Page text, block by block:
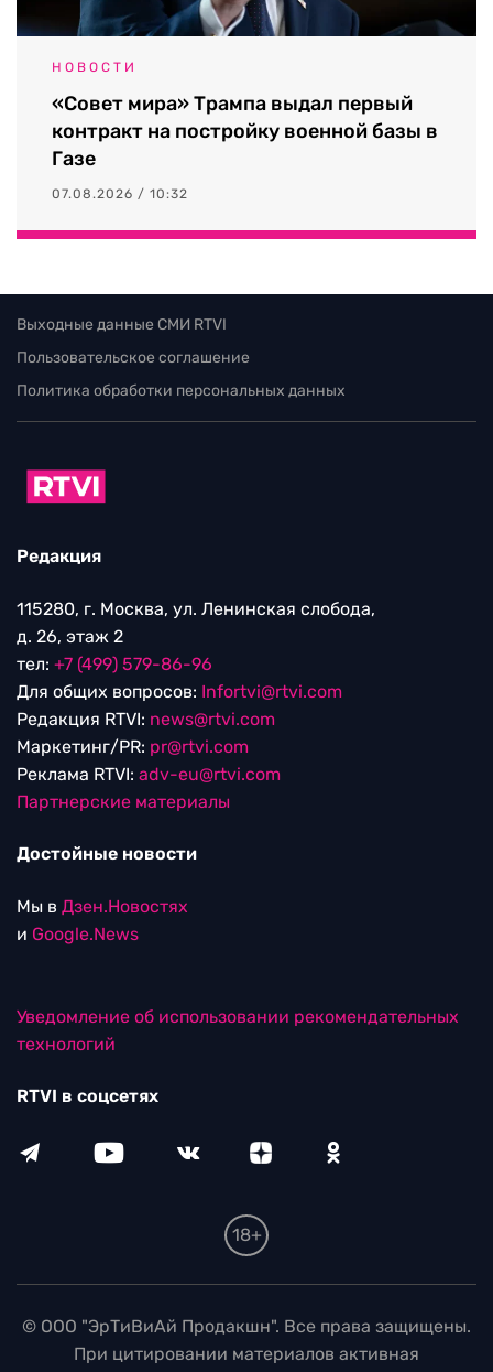
НОВОСТИ
«Совет мира» Трампа выдал первый
контракт на постройку военной базы в
Газе
07.08.2026 / 10:32
Выходные данные СМИ RTVI
Пользовательское соглашение
Политика обработки персональных данных
Редакция
115280, г. Москва, ул. Ленинская слобода,
д. 26, этаж 2
тел: +7 (499) 579-86-96
Для общих вопросов: Infortvi@rtvi.com
Редакция RTVI: news@rtvi.com
Маркетинг/PR: pr@rtvi.com
Реклама RTVI: adv-eu@rtvi.com
Партнерские материалы
Достойные новости
Мы в Дзен.Новостях
и Google.News
Уведомление об использовании рекомендательных
технологий
RTVI в соцсетях
18+
© ООО "ЭрТиВиАй Продакшн". Все права защищены.
При цитировании материалов активная